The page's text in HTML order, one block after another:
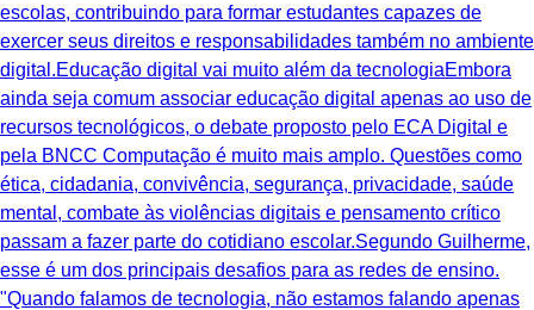
escolas, contribuindo para formar estudantes capazes de
exercer seus direitos e responsabilidades também no ambiente
digital.Educação digital vai muito além da tecnologiaEmbora
ainda seja comum associar educação digital apenas ao uso de
recursos tecnológicos, o debate proposto pelo ECA Digital e
pela BNCC Computação é muito mais amplo. Questões como
ética, cidadania, convivência, segurança, privacidade, saúde
mental, combate às violências digitais e pensamento crítico
passam a fazer parte do cotidiano escolar.Segundo Guilherme,
esse é um dos principais desafios para as redes de ensino.
"Quando falamos de tecnologia, não estamos falando apenas